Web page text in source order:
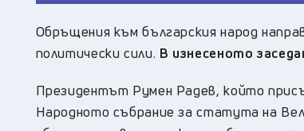
Обръщения към българския народ
политически сили. В изнесеното
Президентът Румен Радев, който
Народното събрание за статута на